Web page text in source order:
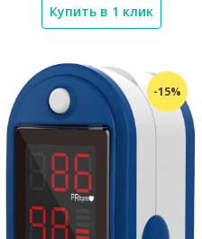
Купить в 1 клик
-15%